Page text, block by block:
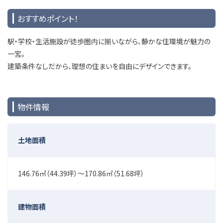
おすすめポイント！
駅・学校・生活施設が徒歩圏内に揃いながら、静かな住環境が魅力の
一宮。
建築条件なしだから、理想の住まいを自由にデザインできます。
物件情報
土地面積
146.76㎡（44.39坪）～170.86㎡（51.68坪）
建物面積